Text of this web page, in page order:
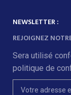
NEWSLETTER :
REJOIGNEZ
Sera utilisé
politique de